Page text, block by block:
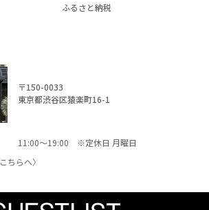
ふるさと納税
〒150-0033
東京都渋谷区猿楽町16-1
11:00～19:00 ※定休日 月曜日
こちらへ〉